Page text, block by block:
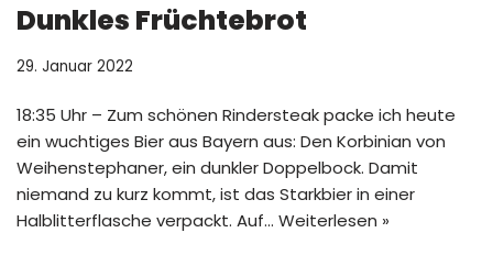
Dunkles Früchtebrot
29. Januar 2022
18:35 Uhr – Zum schönen Rindersteak packe ich heute
ein wuchtiges Bier aus Bayern aus: Den Korbinian von
Weihenstephaner, ein dunkler Doppelbock. Damit
niemand zu kurz kommt, ist das Starkbier in einer
Halblitterflasche verpackt. Auf… Weiterlesen »